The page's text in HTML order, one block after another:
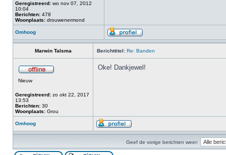
Geregistreerd: wo nov 07, 2012
10:04
Berichten: 478
Woonplaats: drouwenermond
Omhoog
Marwin Talsma Berichttitel: Re: Banden
Nieuw
Geregistreerd: zo okt 22, 2017
13:53
Berichten: 30
Woonplaats: Grou
Oke! Dankjewel!
Omhoog
Geef de vorige berichten weer: